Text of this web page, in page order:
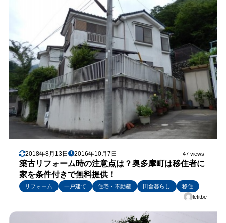
2018年8月13日 2016年10月7日 47 views
築古リフォーム時の注意点は？奥多摩町は移住者に
家を条件付きで無料提供！
リフォーム 一戸建て 住宅・不動産 田舎暮らし
移住
letitbe